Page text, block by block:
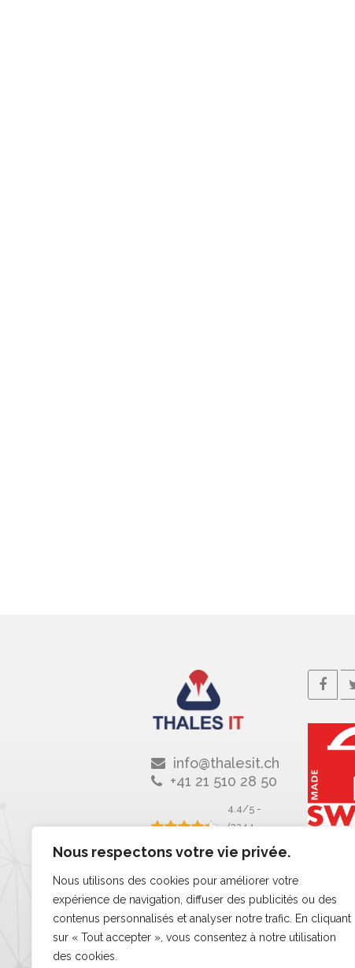
Nous respectons votre vie privée.
Nous utilisons des cookies pour améliorer votre
expérience de navigation, diffuser des publicités ou des
contenus personnalisés et analyser notre trafic. En cliquant
sur « Tout accepter », vous consentez à notre utilisation
des cookies.
info@thalesit.ch
+41 21 510 28 50
4.4/5 -
(3244
votes)